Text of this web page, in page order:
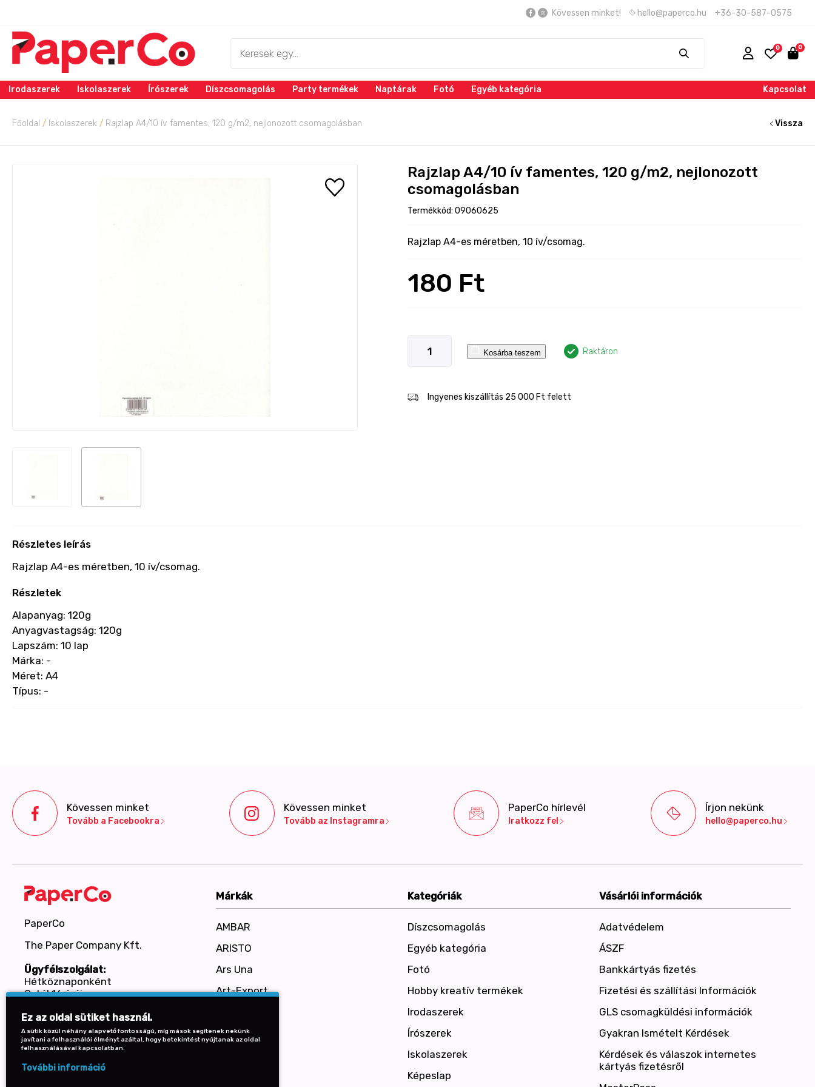
Kövessen minket! hello@paperco.hu +36-30-587-0575
Irodaszerek Iskolaszerek Írószerek Díszcsomagolás Party termékek Naptárak Fotó Egyéb kategória Kapcsolat
Főoldal / Iskolaszerek / Rajzlap A4/10 ív famentes, 120 g/m2, nejlonozott csomagolásban Vissza
Rajzlap A4/10 ív famentes, 120 g/m2, nejlonozott
csomagolásban
Termékkód: 09060625
Rajzlap A4-es méretben, 10 ív/csomag.
180 Ft
Kosárba teszem Raktáron
Ingyenes kiszállítás 25 000 Ft felett
Részletes leírás
Rajzlap A4-es méretben, 10 ív/csomag.
Részletek
Alapanyag: 120g
Anyagvastagság: 120g
Lapszám: 10 lap
Márka: -
Méret: A4
Típus: -
Kövessen minket
Tovább a Facebookra
Kövessen minket
Tovább az Instagramra
PaperCo hírlevél
Iratkozz fel
Írjon nekünk
hello@paperco.hu
PaperCo
The Paper Company Kft.
Ügyfélszolgálat:
Hétköznaponként
8-tól 16 óráig
Márkák
AMBAR
ARISTO
Ars Una
Art-Export
BENSIA
Kategóriák
Díszcsomagolás
Egyéb kategória
Fotó
Hobby kreatív termékek
Irodaszerek
Írószerek
Iskolaszerek
Képeslap
Vásárlói információk
Adatvédelem
ÁSZF
Bankkártyás fizetés
Fizetési és szállítási Információk
GLS csomagküldési információk
Gyakran Ismételt Kérdések
Kérdések és válaszok internetes
kártyás fizetésről
Ez az oldal sütiket használ.
A sütik közül néhány alapvető fontosságú, míg mások segítenek nekünk
javítani a felhasználói élményt azáltal, hogy betekintést nyújtanak az oldal
felhasználásával kapcsolatban.
További információ